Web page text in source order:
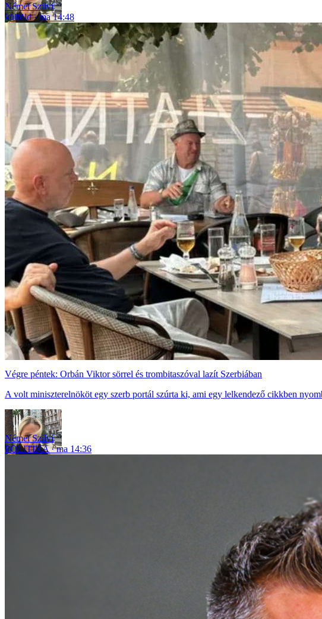
Német Szilvi
külföld
ma 14:48
Végre péntek: Orbán Viktor sörrel és trombitaszóval lazít Szerbiában
A volt miniszterelnököt egy szerb portál szúrta ki, ami egy lelkendező cikkben
Német Szilvi
POLITIKA
ma 14:36